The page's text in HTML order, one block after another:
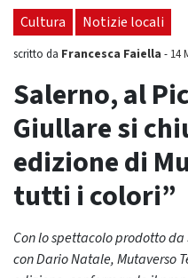
Cultura Notizie locali
scritto da Francesca Faiella - 14
Salerno, al
Giullare si
edizione di
tutti i colori”
Con lo spettacolo prodotto
con Dario Natale, Mutaverso